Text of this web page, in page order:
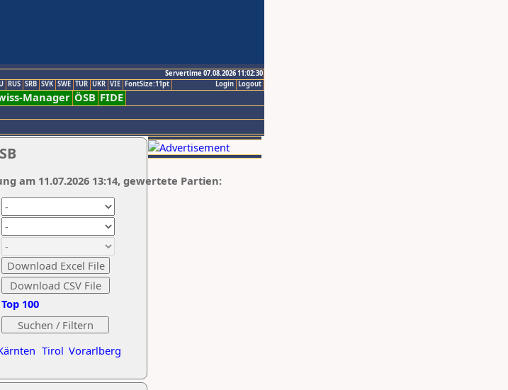
Servertime 07.08.2026 11:02:30
Logout
Login
RUS SRB SVK SWE TUR UKR VIE FontSize:11pt
Manager ÖSB FIDE
Tirol Vorarlberg
Top 100
am 11.07.2026 13:14, gewertete Partien: